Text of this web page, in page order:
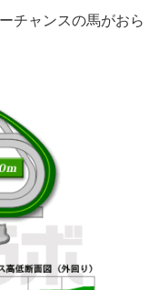
チャンスの馬がおら